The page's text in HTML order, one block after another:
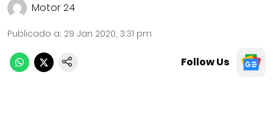
Motor 24
Publicado a: 29 Jan 2020, 3:31 pm
Follow Us